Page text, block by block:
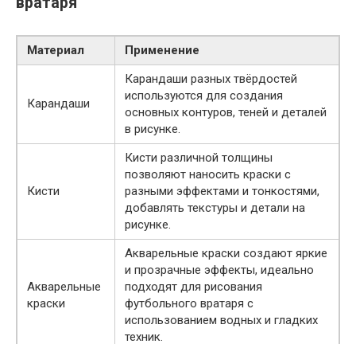
Материал Применение
Карандаши
Карандаши разных твёрдостей
используются для создания
основных контуров, теней и деталей
в рисунке.
Кисти
Кисти различной толщины
позволяют наносить краски с
разными эффектами и тонкостями,
добавлять текстуры и детали на
рисунке.
Акварельные
краски
Акварельные краски создают яркие
и прозрачные эффекты, идеально
подходят для рисования
футбольного вратаря с
использованием водных и гладких
техник.